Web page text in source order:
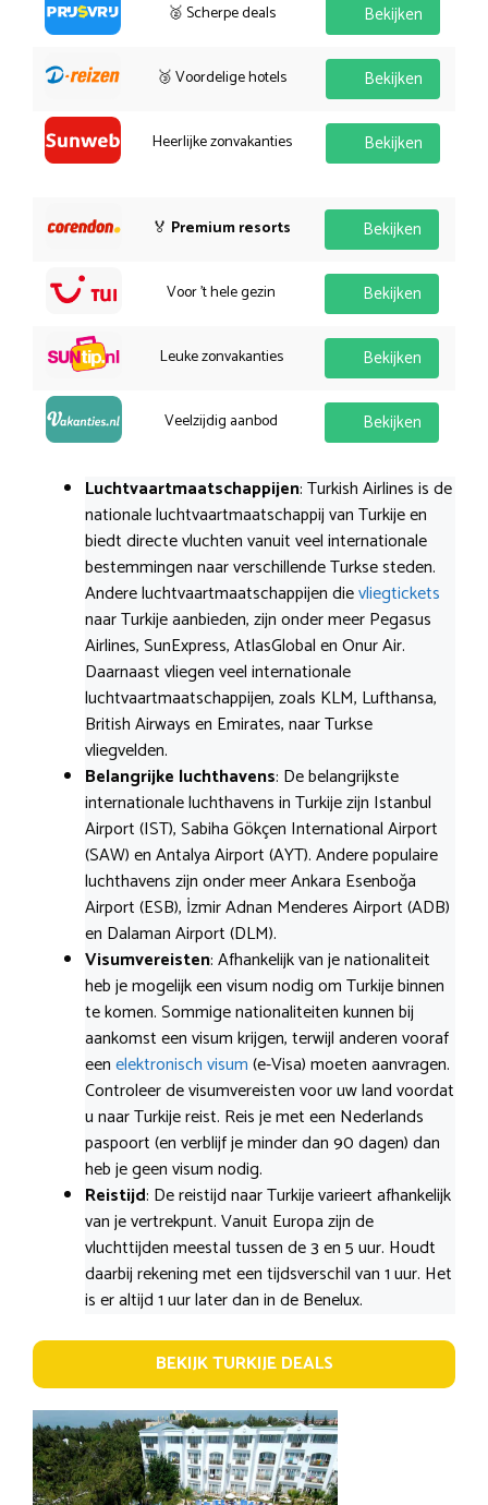
🥈 Scherpe deals Bekijken
🥉 Voordelige hotels Bekijken
Heerlijke zonvakanties Bekijken
🏅 Premium resorts Bekijken
Voor 't hele gezin Bekijken
Leuke zonvakanties Bekijken
Veelzijdig aanbod Bekijken
Luchtvaartmaatschappijen: Turkish Airlines is de
nationale luchtvaartmaatschappij van Turkije en
biedt directe vluchten vanuit veel internationale
bestemmingen naar verschillende Turkse steden.
Andere luchtvaartmaatschappijen dievliegtickets
naar Turkije aanbieden, zijn onder meer Pegasus
Airlines, SunExpress, AtlasGlobal en Onur Air.
Daarnaast vliegen veel internationale
luchtvaartmaatschappijen, zoals KLM, Lufthansa,
British Airways en Emirates, naar Turkse
vliegvelden.
Belangrijke luchthavens: De belangrijkste
internationale luchthavens in Turkije zijn Istanbul
Airport (IST), Sabiha Gökçen International Airport
(SAW) en Antalya Airport (AYT). Andere populaire
luchthavens zijn onder meer Ankara Esenboğa
Airport (ESB), İzmir Adnan Menderes Airport (ADB)
en Dalaman Airport (DLM).
Visumvereisten: Afhankelijk van je nationaliteit
heb je mogelijk een visum nodig om Turkije binnen
te komen. Sommige nationaliteiten kunnen bij
aankomst een visum krijgen, terwijl anderen vooraf
eenelektronisch visum(e-Visa) moeten aanvragen.
Controleer de visumvereisten voor uw land voordat
u naar Turkije reist. Reis je met een Nederlands
paspoort (en verblijf je minder dan 90 dagen) dan
heb je geen visum nodig.
Reistijd: De reistijd naar Turkije varieert afhankelijk
van je vertrekpunt. Vanuit Europa zijn de
vluchttijden meestal tussen de 3 en 5 uur. Houdt
daarbij rekening met een tijdsverschil van 1 uur. Het
is er altijd 1 uur later dan in de Benelux.
BEKIJK TURKIJE DEALS